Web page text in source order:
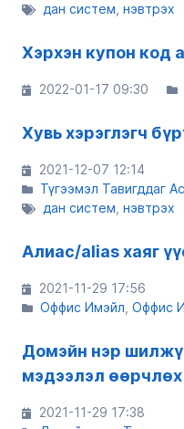
дан систем нэвтрэх
Хэрхэн купон код
2022-01-17 09:30
Хувь хэрэглэгч
2021-12-07 12:14
Түгээмэл Тавигддаг
дан систем нэвтрэх
Алиас/alias хаяг
2021-11-29 17:56
Оффис Имэйл Оффис
Домэйн нэр
мэдээлэл өөрчлөх
2021-11-29 17:38